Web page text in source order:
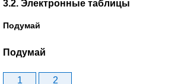
3.2. Электронные таблицы
Подумай
Подумай
1 2